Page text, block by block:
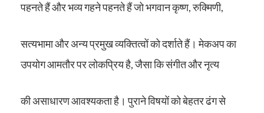
पहनते हैं और भव्य गहने पहनते हैं जो भगवान कृष्ण, रुक्मिणी,
सत्यभामा और अन्य प्रमुख व्यक्तित्वों को दर्शाते हैं। मेकअप का
उपयोग आमतौर पर लोकप्रिय है, जैसा कि संगीत और नृत्य
की असाधारण आवश्यकता है। पुराने विषयों को बेहतर ढंग से